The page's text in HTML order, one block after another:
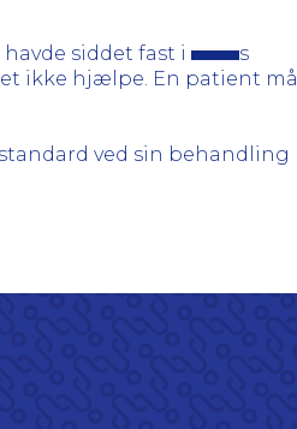
siddet fast i
s
ikke hjælpe. En patient må
ved sin behandling